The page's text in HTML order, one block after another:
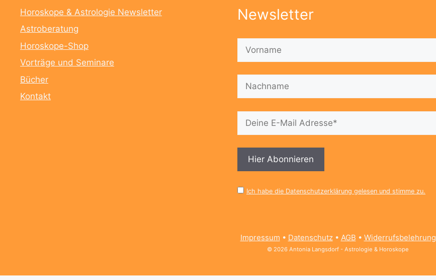
Horoskope & Astrologie Newsletter
Astroberatung
Horoskope-Shop
Vorträge und Seminare
Bücher
Kontakt
Newsletter
Ich habe die Datenschutzerklärung gelesen und stimme zu.
Impressum • Datenschutz• AGB • Widerrufsbelehrung
© 2026 Antonia Langsdorf - Astrologie & Horoskope